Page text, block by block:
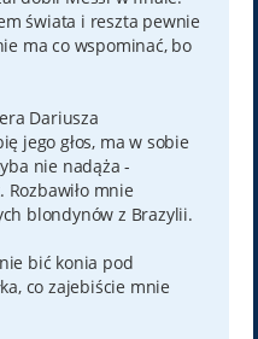
świata i reszta pewnie
ma co wspominać, bo
Dariusza
jego głos, ma w sobie
nie nadąża -
mnie
blondynów z Brazylii.
bić konia pod
co zajebiście mnie